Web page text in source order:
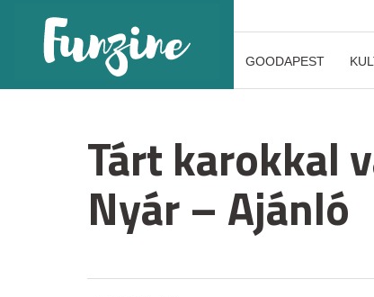
GOODAPEST
Tárt karokkal
Nyár – Ajánló